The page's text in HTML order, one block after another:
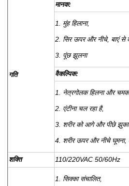
गति
मानक:
1. मुंह हिलाना,
2. सिर ऊपर और नीचे, बाएं से
3. पूंछ झूलना
वैकल्पिक:
1. नेत्रगोलक हिलना और
2. एंटीना चल रहा है,
3. शरीर को आगे और पीछे
4. शरीर ऊपर और नीचे घूमना,
शक्ति 110/220VAC 50/60Hz
1. सिक्का संचालित,